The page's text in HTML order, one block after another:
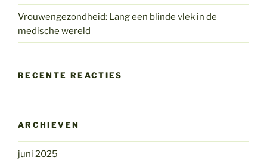
Vrouwengezondheid: Lang een blinde vlek in de
medische wereld
RECENTE REACTIES
ARCHIEVEN
juni 2025